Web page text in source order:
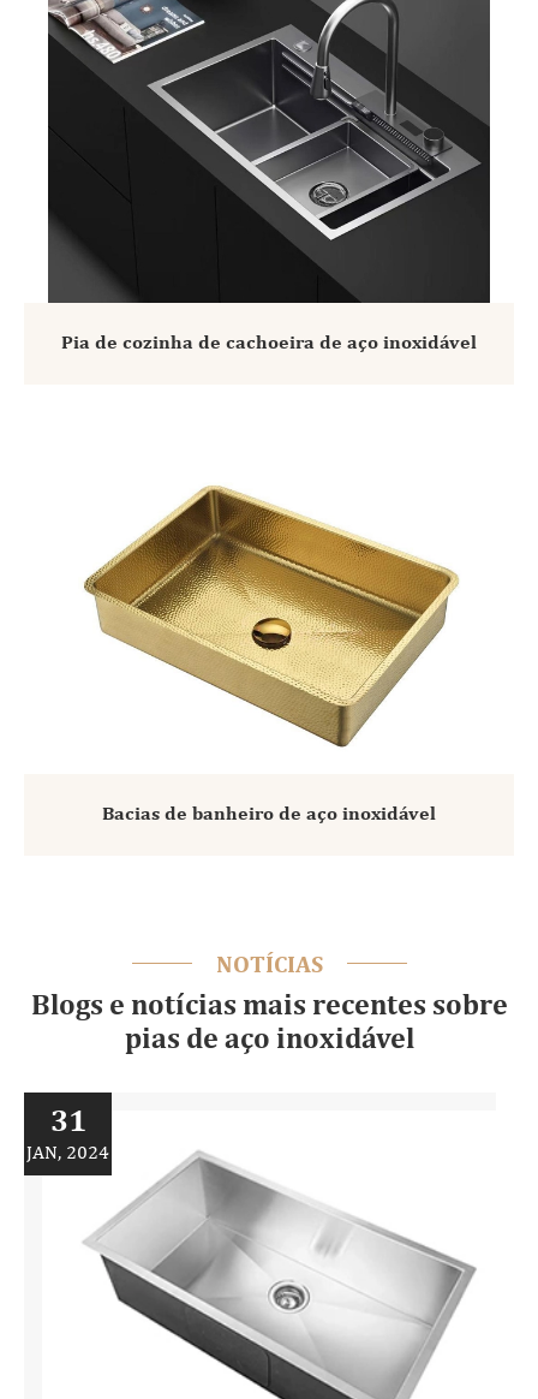
Pia de cozinha de cachoeira de aço inoxidável
Bacias de banheiro de aço inoxidável
NOTÍCIAS
Blogs e notícias mais recentes sobre
pias de aço inoxidável
31
JAN, 2024